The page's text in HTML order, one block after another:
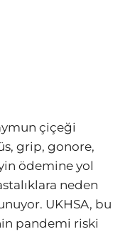
çiçeği
grip, gonore,
ödemine yol
neden
UKHSA, bu
pandemi riski